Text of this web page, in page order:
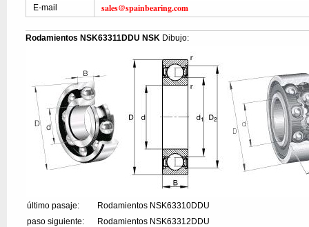
E-mail
sales@spainbearing.com
Rodamientos NSK63311DDU NSK Dibujo:
último pasaje:
Rodamientos NSK63310DDU
paso siguiente:
Rodamientos NSK63312DDU